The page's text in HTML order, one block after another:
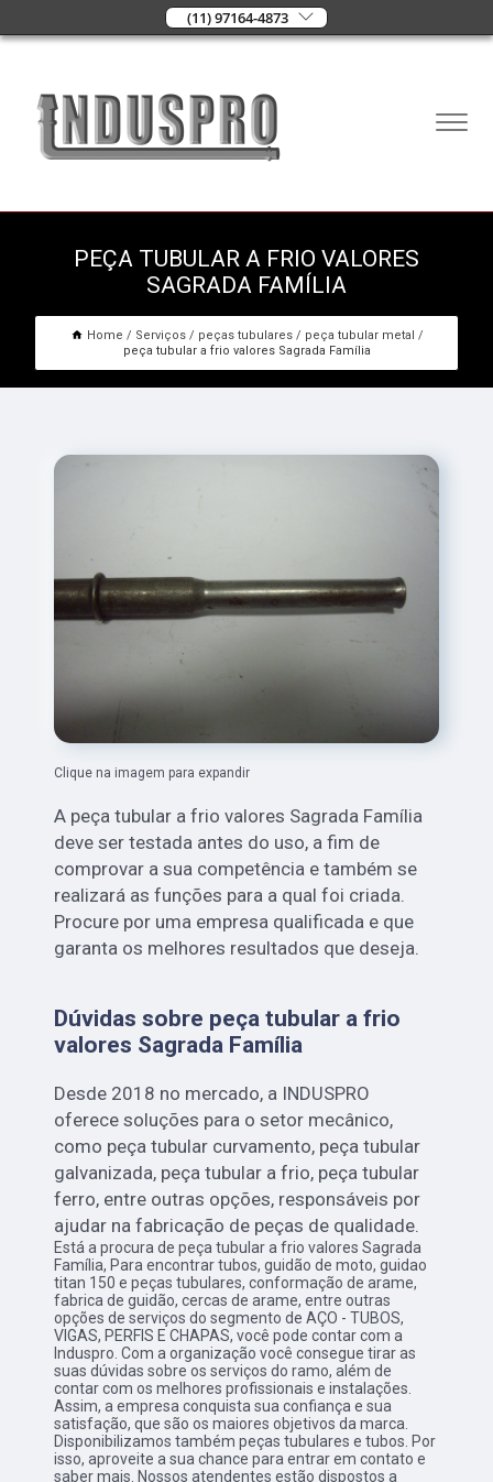
(11) 97164-4873
PEÇA TUBULAR A FRIO VALORES
SAGRADA FAMÍLIA
Home Serviços peças tubulares
peça tubular metal
peça tubular a frio valores Sagrada Família
Clique na imagem para expandir
A peça tubular a frio valores Sagrada Família
deve ser testada antes do uso, a fim de
comprovar a sua competência e também se
realizará as funções para a qual foi criada.
Procure por uma empresa qualificada e que
garanta os melhores resultados que deseja.
Dúvidas sobre peça tubular a frio
valores Sagrada Família
Desde 2018 no mercado, a INDUSPRO
oferece soluções para o setor mecânico,
como peça tubular curvamento, peça tubular
galvanizada, peça tubular a frio, peça tubular
ferro, entre outras opções, responsáveis por
ajudar na fabricação de peças de qualidade.
Está a procura de peça tubular a frio valores Sagrada
Família, Para encontrar tubos, guidão de moto, guidao
titan 150 e peças tubulares, conformação de arame,
fabrica de guidão, cercas de arame, entre outras
opções de serviços do segmento de AÇO - TUBOS,
VIGAS, PERFIS E CHAPAS, você pode contar com a
Induspro. Com a organização você consegue tirar as
suas dúvidas sobre os serviços do ramo, além de
contar com os melhores profissionais e instalações.
Assim, a empresa conquista sua confiança e sua
satisfação, que são os maiores objetivos da marca.
Disponibilizamos também peças tubulares e tubos. Por
isso, aproveite a sua chance para entrar em contato e
saber mais. Nossos atendentes estão dispostos a